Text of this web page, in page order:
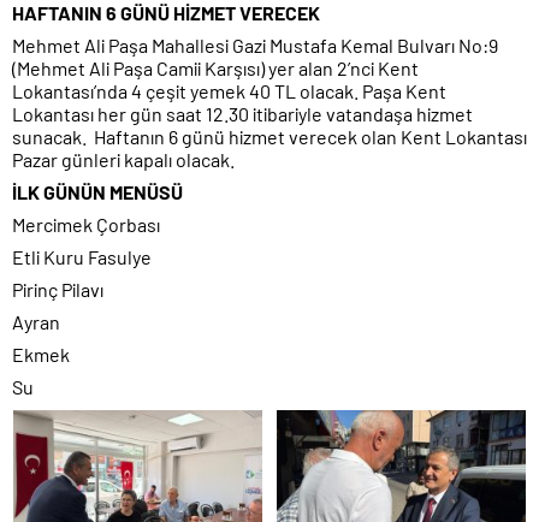
HAFTANIN 6 GÜNÜ HİZMET VERECEK
Mehmet Ali Paşa Mahallesi Gazi Mustafa Kemal Bulvarı No:9
(Mehmet Ali Paşa Camii Karşısı) yer alan 2’nci Kent
Lokantası’nda 4 çeşit yemek 40 TL olacak. Paşa Kent
Lokantası her gün saat 12.30 itibariyle vatandaşa hizmet
sunacak. Haftanın 6 günü hizmet verecek olan Kent Lokantası
Pazar günleri kapalı olacak.
İLK GÜNÜN MENÜSÜ
Mercimek Çorbası
Etli Kuru Fasulye
Pirinç Pilavı
Ayran
Ekmek
Su